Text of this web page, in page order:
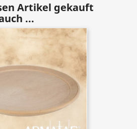
Artikel gekauft
...